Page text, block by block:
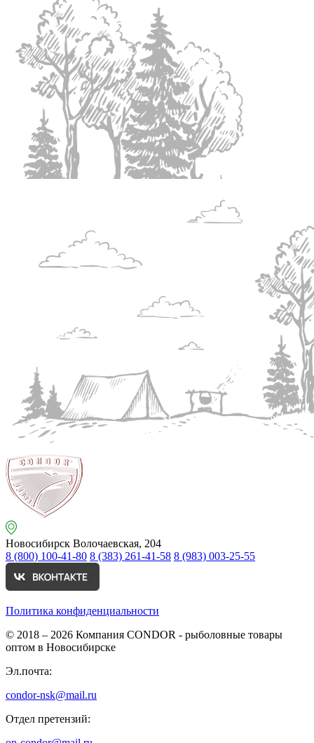
Новосибирск Волочаевская, 204
8 (800) 100-41-80 8 (383) 261-41-58 8 (983) 003-25-55
Политика конфиденциальности
© 2018 – 2026 Компания CONDOR - рыболовные товары
оптом в Новосибирске
Эл.почта:
condor-nsk@mail.ru
Отдел претензий: